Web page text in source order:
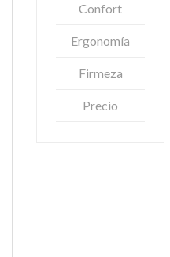
Confort
Ergonomía
Firmeza
Precio